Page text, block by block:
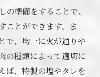
極の癒し
ーの楽しみ方
準備をすることで、
ことができます。ま
で、均一に火が通りや
の種類によって適切に
ば、特製の塩やタレを